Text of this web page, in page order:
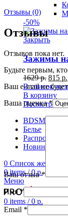
-50%
Закрыть
Зажимы
1629р. 815 р.
В список
В корзину
Посмотреть
BDSM
Белье
Распродажа
Новинки
0 Список желаний
0items / 0р.
Меню
0 items / 0 р.
Отзывы (0)
Отзывы
Отзывов пока нет.
Будьте первым,
Ваш e-mail не
Ваша оценка*
Ваш отзыв*
Имя*
Email *